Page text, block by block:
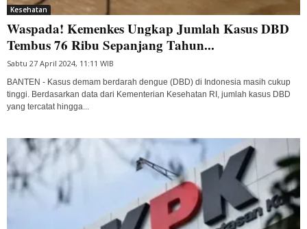
Kesehatan
Waspada! Kemenkes Ungkap Jumlah Kasus DBD
Tembus 76 Ribu Sepanjang Tahun...
Sabtu 27 April 2024, 11:11 WIB
BANTEN - Kasus demam berdarah dengue (DBD) di Indonesia masih cukup
tinggi. Berdasarkan data dari Kementerian Kesehatan RI, jumlah kasus DBD
yang tercatat hingga...